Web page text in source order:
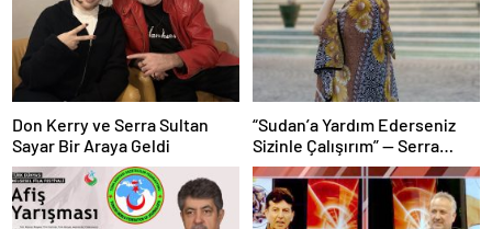
Don Kerry ve Serra Sultan
Sayar Bir Araya Geldi
“Sudan’a Yardım Ederseniz
Sizinle Çalışırım” — Serra
Sultan Sayar’dan Körfez
Markalarına Resmi Mesaj